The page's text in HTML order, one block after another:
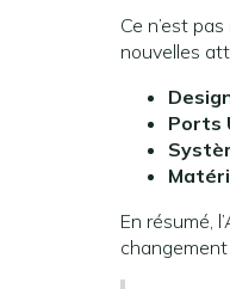
Ce n’est
nouvelles
Ports
En résumé,